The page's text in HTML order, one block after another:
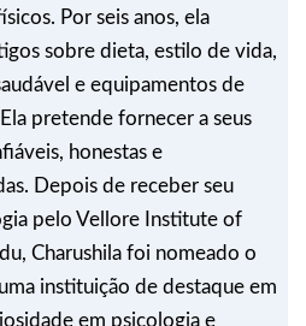
Por seis anos, ela
sobre dieta, estilo de vida,
e equipamentos de
pretende fornecer a seus
honestas e
Depois de receber seu
pelo Vellore Institute of
Charushila foi nomeado o
instituição de destaque em
em psicologia e